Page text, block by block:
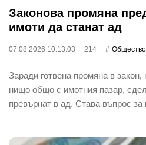
Законова промяна
имоти да станат ад
07.08.2026 10:13:03 214 Общество
Заради готвена промяна в
нищо общо с имотния пазар,
превърнат в ад. Става въпрос